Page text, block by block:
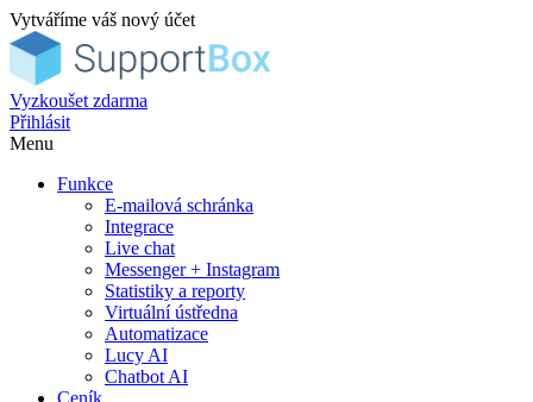
Vytváříme váš nový účet
Vyzkoušet zdarma
Přihlásit
Menu
Funkce
E-mailová schránka
Integrace
Live chat
Messenger + Instagram
Statistiky a reporty
Virtuální ústředna
Automatizace
Lucy AI
Chatbot AI
Ceník